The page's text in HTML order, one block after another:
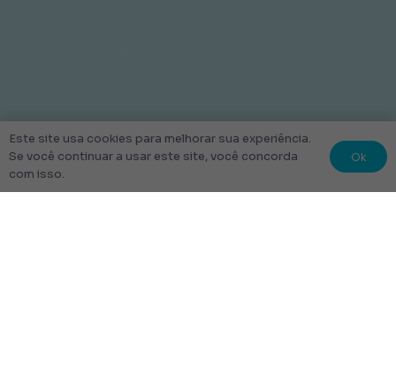
Este site usa cookies para melhorar sua experiência.
Se você continuar a usar este site, você concorda
com isso.
Ok